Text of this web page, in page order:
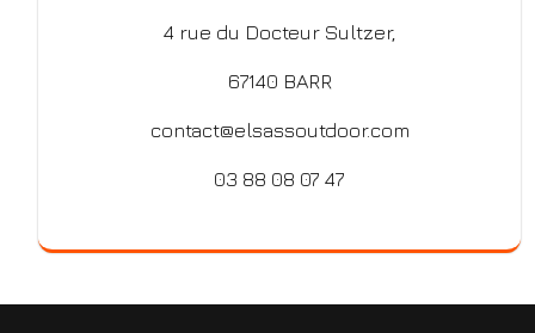
4 rue du Docteur Sultzer,
67140 BARR
contact@elsassoutdoor.com
03 88 08 07 47